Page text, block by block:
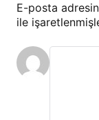
E-posta
ile